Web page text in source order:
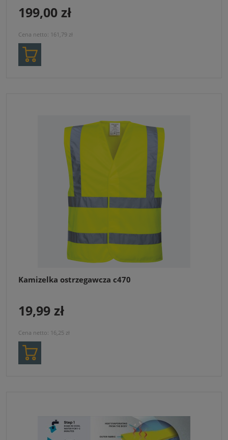
199,00 zł
Cena netto: 161,79 zł
Kamizelka ostrzegawcza c470
19,99 zł
Cena netto: 16,25 zł